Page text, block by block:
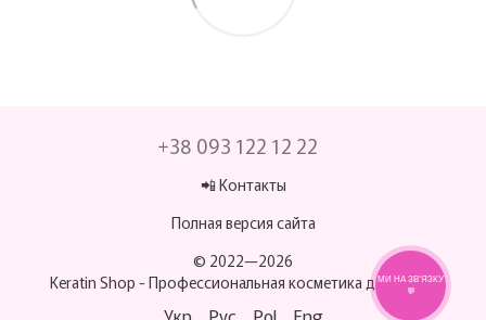
+38 093 122 12 22
📲 Контакты
Полная версия сайта
© 2022—2026
Keratin Shop - Профессиональная косметика для волос
МИ НА ЗВ’ЯЗКУ
💬